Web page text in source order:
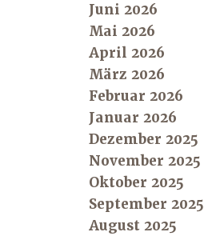
Juni 2026
Mai 2026
April 2026
März 2026
Februar 2026
Januar 2026
Dezember 2025
November 2025
Oktober 2025
September 2025
August 2025